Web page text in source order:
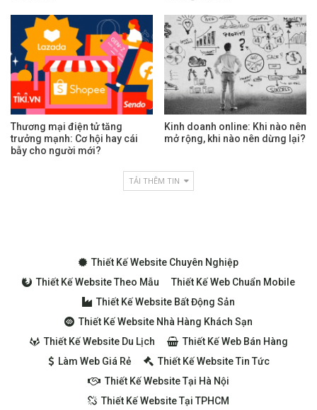
Thương mại điện tử tăng
trưởng mạnh: Cơ hội hay cái
bẫy cho người mới?
Kinh doanh online: Khi nào nên
mở rộng, khi nào nên dừng lại?
TẢI THÊM TIN
Thiết Kế Website Chuyên Nghiệp
Thiết Kế Website Theo Mẫu
Thiết Kế Web Chuẩn Mobile
Thiết Kế Website Bất Động Sản
Thiết Kế Website Nhà Hàng Khách Sạn
Thiết Kế Website Du Lịch
Thiết Kế Web Bán Hàng
Làm Web Giá Rẻ
Thiết Kế Website Tin Tức
Thiết Kế Website Tại Hà Nội
Thiết Kế Website Tại TPHCM